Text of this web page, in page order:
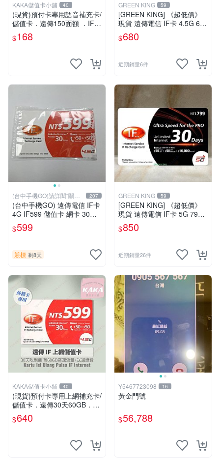
KAKA儲值卡小舖 40
(現貨)預付卡專用語音補充卡/
儲值卡．遠傳150面額 ．IF 1
50 [KAKA儲值卡小舖]
$168
GREEN KING 59
[GREEN KING] 《超低價》
現貨 遠傳電信 IF卡 4.5G 698
30天網路吃到飽 儲值卡 網卡
網路儲值卡 上網卡
$680
近期銷量6件
(台中手機GO)請詳閱“關於
我
207
(台中手機GO) 遠傳電信 IF卡
4G IF599 儲值卡 網卡 30天
（限外籍人士號碼專用！
$599
競標 剩8天
GREEN KING 59
[GREEN KING] 《超低價》
現貨 遠傳電信 IF卡 5G 799 3
0天網路吃到飽 儲值卡 網卡
網路儲值卡 上網卡
$850
近期銷量26件
KAKA儲值卡小舖 40
(現貨)預付卡專用上網補充卡/
儲值卡．遠傳30天60GB．上
網吃到飽．IF599．遠傳外籍
可儲 [KAKA儲值卡小舖]
$640
Y5467723098 16
黃金門號
$56,788